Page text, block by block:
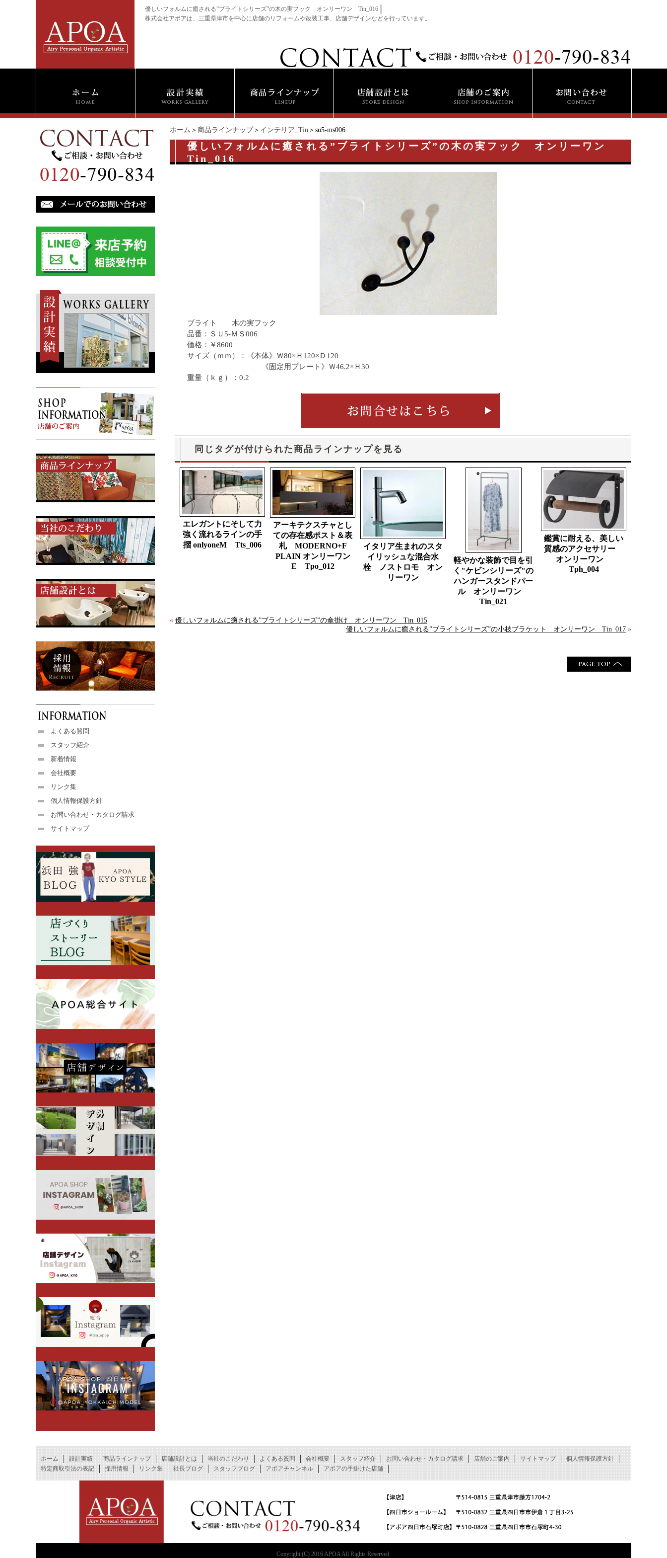
優しいフォルムに癒される”ブライトシリーズ”の木の実フック オンリーワン Tin_016
株式会社アポアは、三重県津市を中心に店舗のリフォームや改装工事、店舗デザインなどを行っています。
ホーム ＞ 商品ラインナップ ＞ インテリア_Tin ＞su5-ms006
優しいフォルムに癒される”ブライトシリーズ”の木の実フック オンリーワン
Tin_016
ブライト 木の実フック
品番：ＳＵ5-ＭＳ006
価格：￥8600
サイズ（ｍｍ）：《本体》Ｗ80×Ｈ120×Ｄ120
《固定用プレート》Ｗ46.2×Ｈ30
重量（ｋｇ）：0.2
同じタグが付けられた商品ラインナップを見る
エレガントにそして力
強く流れるラインの手
摺 onlyoneM Tts_006
アーキテクスチャとし
ての存在感ポスト＆表
札 MODERNO+F
PLAIN オンリーワン
E Tpo_012
イタリア生まれのスタ
イリッシュな混合水
栓 ノストロモ オン
リーワン
軽やかな装飾で目を引
く"ケビンシリーズ"の
ハンガースタンドパー
ル オンリーワン
Tin_021
鑑賞に耐える、美しい
質感のアクセサリー
オンリーワン
Tph_004
« 優しいフォルムに癒される”ブライトシリーズ”の傘掛け オンリーワン Tin_015
優しいフォルムに癒される”ブライトシリーズ”の小枝ブラケット オンリーワン Tin_017 »
よくある質問
スタッフ紹介
新着情報
会社概要
リンク集
個人情報保護方針
お問い合わせ・カタログ請求
サイトマップ
ホーム 設計実績 商品ラインナップ 店舗設計とは 当社のこだわり よくある質問 会社概要 スタッフ紹介 お問い合わせ・カタログ請求 店舗のご案内 サイトマップ
個人情報保護方針
特定商取引法の表記
採用情報 リンク集 社長ブログ スタッフブログ アポアチャンネル アポアの手掛けた店舗
Copyright (C) 2016 APOA All Rights Reserved.